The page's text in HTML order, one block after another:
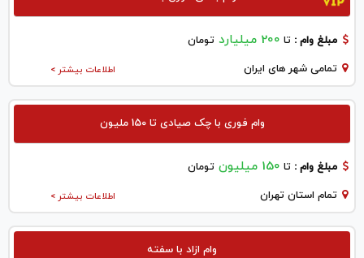
مبلغ وام : تا 200 میلیارد تومان
اطلاعات بیشتر > تمامی شهر های ایران
وام فوری با چک صیادی تا 150 ملیون
مبلغ وام : تا 150 میلیون تومان
اطلاعات بیشتر > تمام استان تهران
وام ازاد با سفته